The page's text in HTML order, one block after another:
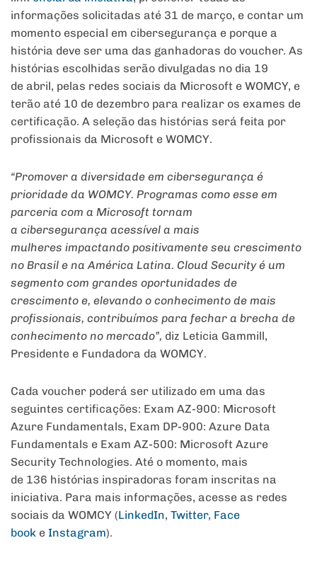
informações solicitadas até 31 de março, e contar um
momento especial em cibersegurança e porque a
história deve ser uma das ganhadoras do voucher. As
histórias escolhidas serão divulgadas no dia 19
de abril, pelas redes sociais da Microsoft e WOMCY, e
terão até 10 de dezembro para realizar os exames de
certificação. A seleção das histórias será feita por
profissionais da Microsoft e WOMCY.
“Promover a diversidade em cibersegurança é
prioridade da WOMCY. Programas como esse em
parceria com a Microsoft tornam
a cibersegurança acessível a mais
mulheres impactando positivamente seu crescimento
no Brasil e na América Latina. Cloud Security é um
segmento com grandes oportunidades de
crescimento e, elevando o conhecimento de mais
profissionais, contribuímos para fechar a brecha de
conhecimento no mercado”, diz Leticia Gammill,
Presidente e Fundadora da WOMCY.
Cada voucher poderá ser utilizado em uma das
seguintes certificações: Exam AZ-900: Microsoft
Azure Fundamentals, Exam DP-900: Azure Data
Fundamentals e Exam AZ-500: Microsoft Azure
Security Technologies. Até o momento, mais
de 136 histórias inspiradoras foram inscritas na
iniciativa. Para mais informações, acesse as redes
sociais da WOMCY (LinkedIn, Twitter, Face
book e Instagram).